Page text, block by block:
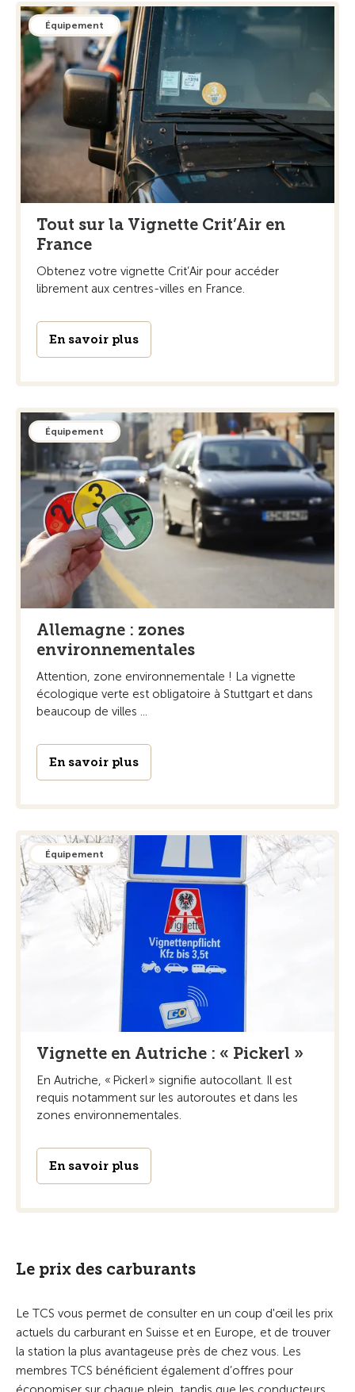
Équipement
Tout sur la Vignette Crit’Air en
France
Obtenez votre vignette Crit’Air pour accéder
librement aux centres-villes en France.
En savoir plus
Équipement
Allemagne : zones
environnementales
Attention, zone environnementale ! La vignette
écologique verte est obligatoire à Stuttgart et dans
beaucoup de villes ...
En savoir plus
Équipement
Vignette en Autriche : « Pickerl »
En Autriche, « Pickerl » signifie autocollant. Il est
requis notamment sur les autoroutes et dans les
zones environnementales.
En savoir plus
Le prix des carburants
Le TCS vous permet de consulter en un coup d'œil les prix
actuels du carburant en Suisse et en Europe, et de trouver
la station la plus avantageuse près de chez vous. Les
membres TCS bénéficient également d’offres pour